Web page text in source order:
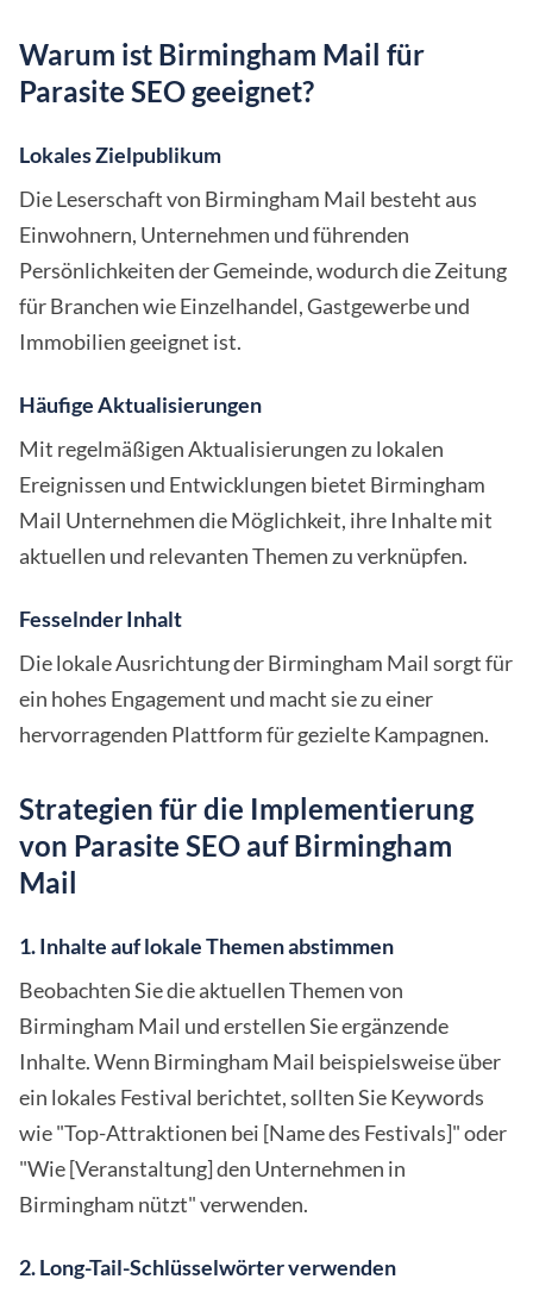
Warum ist Birmingham Mail für
Parasite SEO geeignet?
Lokales Zielpublikum
Die Leserschaft von Birmingham Mail besteht aus
Einwohnern, Unternehmen und führenden
Persönlichkeiten der Gemeinde, wodurch die Zeitung
für Branchen wie Einzelhandel, Gastgewerbe und
Immobilien geeignet ist.
Häufige Aktualisierungen
Mit regelmäßigen Aktualisierungen zu lokalen
Ereignissen und Entwicklungen bietet Birmingham
Mail Unternehmen die Möglichkeit, ihre Inhalte mit
aktuellen und relevanten Themen zu verknüpfen.
Fesselnder Inhalt
Die lokale Ausrichtung der Birmingham Mail sorgt für
ein hohes Engagement und macht sie zu einer
hervorragenden Plattform für gezielte Kampagnen.
Strategien für die Implementierung
von Parasite SEO auf Birmingham
Mail
1. Inhalte auf lokale Themen abstimmen
Beobachten Sie die aktuellen Themen von
Birmingham Mail und erstellen Sie ergänzende
Inhalte. Wenn Birmingham Mail beispielsweise über
ein lokales Festival berichtet, sollten Sie Keywords
wie "Top-Attraktionen bei [Name des Festivals]" oder
"Wie [Veranstaltung] den Unternehmen in
Birmingham nützt" verwenden.
2. Long-Tail-Schlüsselwörter verwenden